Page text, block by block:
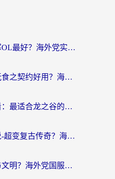
哪款加速器玩逆水寒OL最好？海外党实测后的终极选择指南
在国外什么加速器玩食之契约好用？海外党亲测有效的国服游戏加速指南
海外龙之谷玩家必看：最适合龙之谷的加速器，解决延迟卡顿还能畅玩幻书启示录和梦幻西游？
法国怎么玩戒灵传说-超变复古传奇？海外玩家国服游戏加速终极指南
新加坡怎么玩战争与文明？海外党国服游戏加速器终极避坑指南